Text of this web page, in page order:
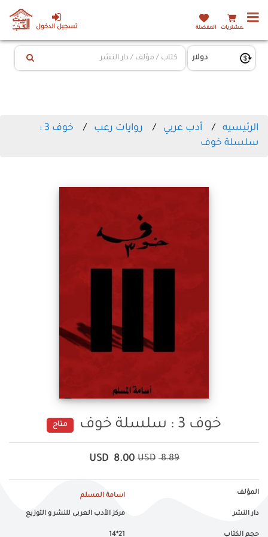
تسجيل الدخول المشتريات المفضلة
الرئيسيه أدب عربي روايات رعب
خوف 3 :
سلسلة خوف
خوف 3 : سلسلة خوف متاح
8.89
USD
8.00
USD
المؤلف اسامة المسلم
دار النشر مركز الأدب العربى للنشر و التوزيع
حجم الكتاب 21*14